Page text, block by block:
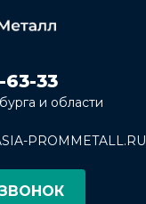
63-33
и области
PROMMETALL.RU